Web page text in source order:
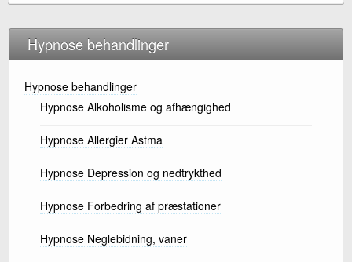
Hypnose behandlinger
Hypnose behandlinger
Hypnose Alkoholisme og afhængighed
Hypnose Allergier Astma
Hypnose Depression og nedtrykthed
Hypnose Forbedring af præstationer
Hypnose Neglebidning, vaner